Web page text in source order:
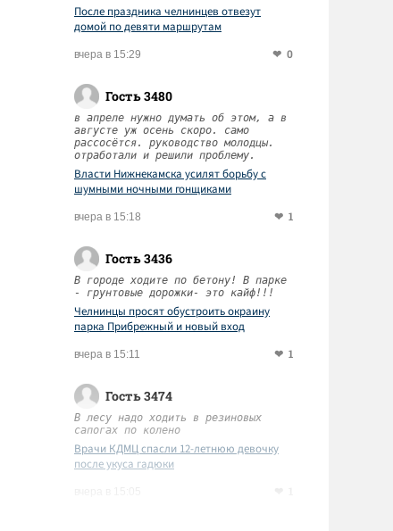
После праздника челнинцев отвезут
домой по девяти маршрутам
вчера в 15:29 0
Гость 3480
в апреле нужно думать об этом, а в
августе уж осень скоро. само
рассосётся. руководство молодцы.
отработали и решили проблему.
Власти Нижнекамска усилят борьбу с
шумными ночными гонщиками
вчера в 15:18 1
Гость 3436
В городе ходите по бетону! В парке
- грунтовые дорожки- это кайф!!!
Челнинцы просят обустроить окраину
парка Прибрежный и новый вход
вчера в 15:11 1
Гость 3474
В лесу надо ходить в резиновых
сапогах по колено
Врачи КДМЦ спасли 12-летнюю девочку
после укуса гадюки